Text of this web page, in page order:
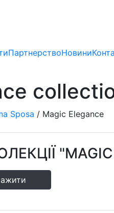
ПартнерствоНовини
Sposa / Magic Elegance
"MAGIC